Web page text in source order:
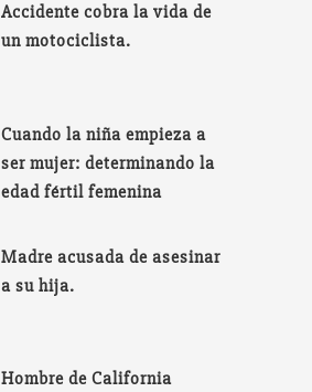
Accidente cobra la vida de
un motociclista.
Cuando la niña empieza a
ser mujer: determinando la
edad fértil femenina
Madre acusada de asesinar
a su hija.
Hombre de California